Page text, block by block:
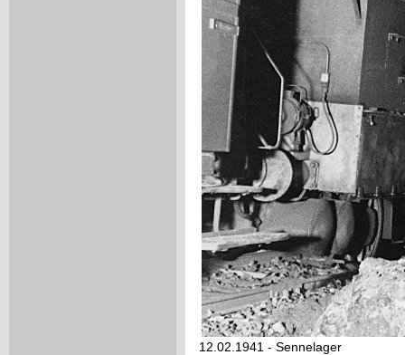
12.02.1941 - Sennelager